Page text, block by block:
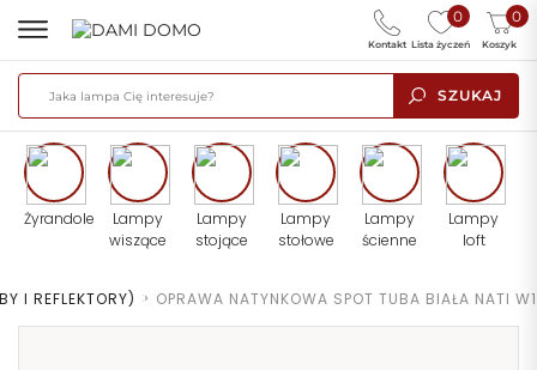
SZUKAJ
0
Lista życzeń
0
Koszyk
Kontakt
Żyrandole
Lampy
wiszące
Lampy
stojące
Lampy
stołowe
Lampy
ścienne
Lampy
loft
I REFLEKTORY) > OPRAWA NATYNKOWA SPOT TUBA BIAŁA NATI W1